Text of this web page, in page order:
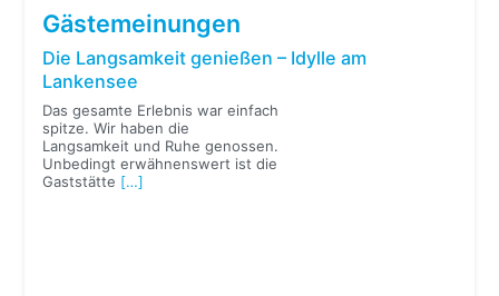
Gästemeinungen
Die Langsamkeit genießen – Idylle am
Lankensee
Das gesamte Erlebnis war einfach
spitze. Wir haben die
Langsamkeit und Ruhe genossen.
Unbedingt erwähnenswert ist die
Gaststätte […]